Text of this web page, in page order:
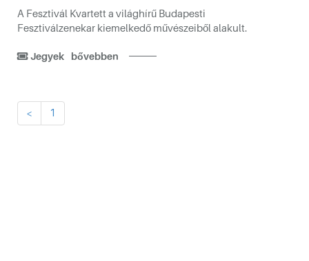
A Fesztivál Kvartett a világhírű Budapesti
Fesztiválzenekar kiemelkedő művészeiből alakult.
Jegyek bővebben
< 1